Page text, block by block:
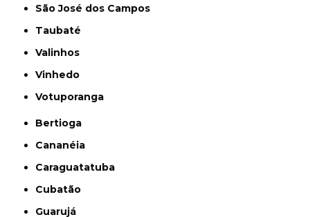
São José dos Campos
Taubaté
Valinhos
Vinhedo
Votuporanga
Bertioga
Cananéia
Caraguatatuba
Cubatão
Guarujá